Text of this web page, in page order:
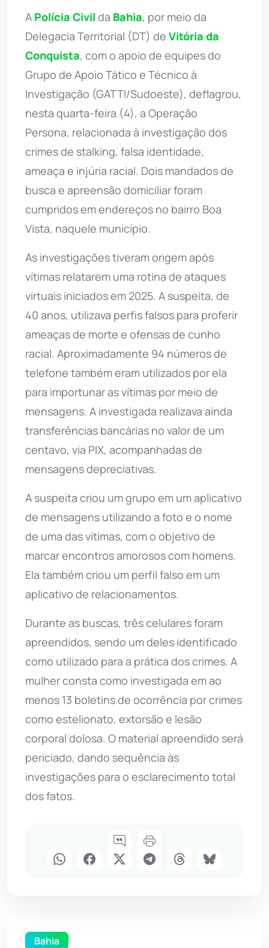
A Polícia Civil da Bahia, por meio da
Delegacia Territorial (DT) de Vitória da
Conquista, com o apoio de equipes do
Grupo de Apoio Tático e Técnico à
Investigação (GATTI/Sudoeste), deflagrou,
nesta quarta-feira (4), a Operação
Persona, relacionada à investigação dos
crimes de stalking, falsa identidade,
ameaça e injúria racial. Dois mandados de
busca e apreensão domiciliar foram
cumpridos em endereços no bairro Boa
Vista, naquele município.
As investigações tiveram origem após
vítimas relatarem uma rotina de ataques
virtuais iniciados em 2025. A suspeita, de
40 anos, utilizava perfis falsos para proferir
ameaças de morte e ofensas de cunho
racial. Aproximadamente 94 números de
telefone também eram utilizados por ela
para importunar as vítimas por meio de
mensagens. A investigada realizava ainda
transferências bancárias no valor de um
centavo, via PIX, acompanhadas de
mensagens depreciativas.
A suspeita criou um grupo em um aplicativo
de mensagens utilizando a foto e o nome
de uma das vítimas, com o objetivo de
marcar encontros amorosos com homens.
Ela também criou um perfil falso em um
aplicativo de relacionamentos.
Durante as buscas, três celulares foram
apreendidos, sendo um deles identificado
como utilizado para a prática dos crimes. A
mulher consta como investigada em ao
menos 13 boletins de ocorrência por crimes
como estelionato, extorsão e lesão
corporal dolosa. O material apreendido será
periciado, dando sequência às
investigações para o esclarecimento total
dos fatos.
Bahia